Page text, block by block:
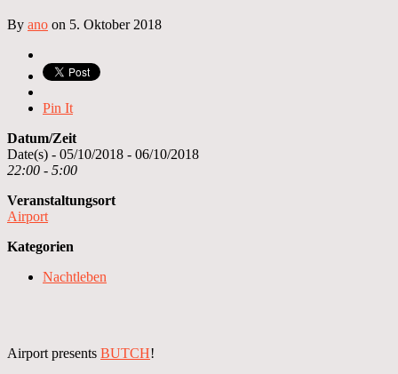
By ano on 5. Oktober 2018
Pin It
Datum/Zeit
Date(s) - 05/10/2018 - 06/10/2018
22:00 - 5:00
Veranstaltungsort
Airport
Kategorien
Nachtleben
Airport presents BUTCH!